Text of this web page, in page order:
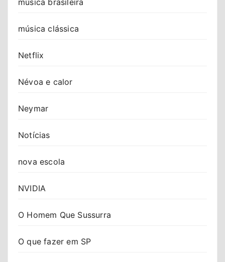
música clássica
Netflix
Névoa e calor
Neymar
Notícias
nova escola
NVIDIA
O Homem Que Sussurra
O que fazer em SP